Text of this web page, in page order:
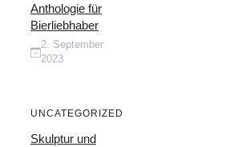
Anthologie für
Bierliebhaber
2. September
2023
UNCATEGORIZED
Skulptur und